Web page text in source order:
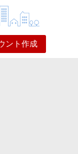
ント作成